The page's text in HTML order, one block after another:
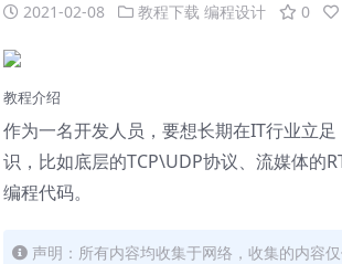
2021-02-08 教程下载 编程设计 0
教程介绍
作为一名开发人员，要想长期在IT行业立
识，比如底层的TCP\UDP协议、流媒体的
编程代码。
声明：所有内容均收集于网络，收集的内容